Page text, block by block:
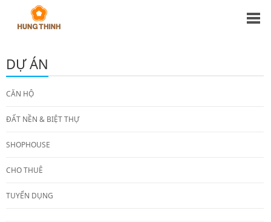
DỰ ÁN
CĂN HỘ
ĐẤT NỀN & BIỆT THỰ
SHOPHOUSE
CHO THUÊ
TUYỂN DỤNG